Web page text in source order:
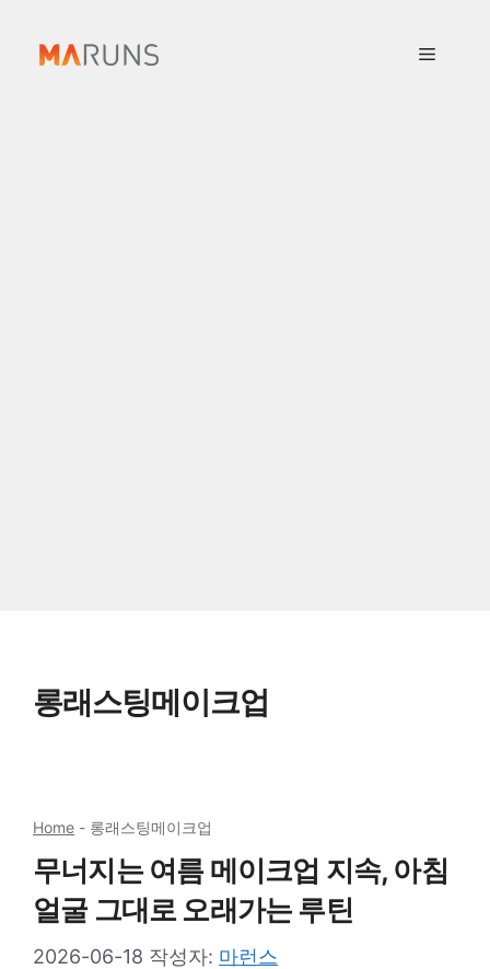
메
롱래스팅메이크업
Home - 롱래스팅메이크업
무너지는 여름 메이크업 지속, 아침
얼굴 그대로 오래가는 루틴
2026-06-18 작성자: 마런스